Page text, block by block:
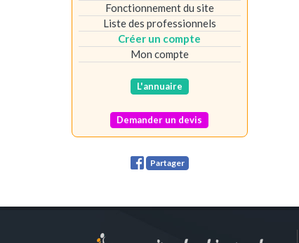
Fonctionnement du site
Liste des professionnels
Créer un compte
Mon compte
L'annuaire
Demander un devis
Partager